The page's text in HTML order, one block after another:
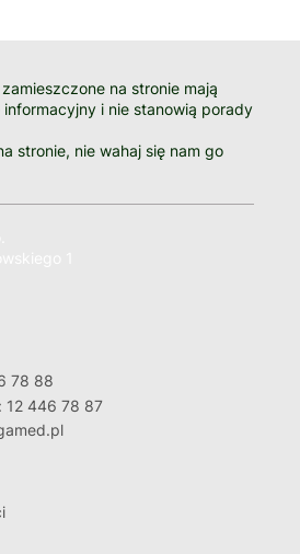
na stronie mają
informacyjny i nie stanowią porady
stronie, nie wahaj się nam go
78 88
12 446 78 87